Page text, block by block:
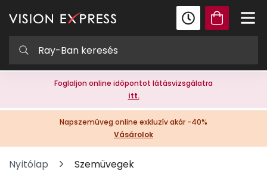
Foglaljon online időpontot látásvizsgálatra
itt.
Napszemüveg online exkluzív akár -40%
Vásárolok
Nyitólap Szemüvegek